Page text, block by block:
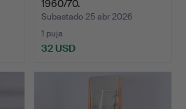
1960/70.
Subastado 25 abr 2026
1 puja
32 USD